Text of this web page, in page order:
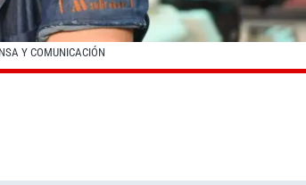
Y COMUNICACIÓN